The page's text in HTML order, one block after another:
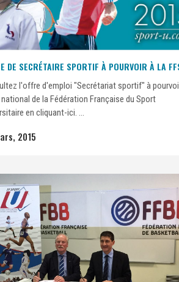
DE SECRÉTAIRE SPORTIF À POURVOIR À LA
l'offre d'emploi "Secrétariat sportif" à
de la Fédération Française du Sport
en cliquant-ici. ...
2015